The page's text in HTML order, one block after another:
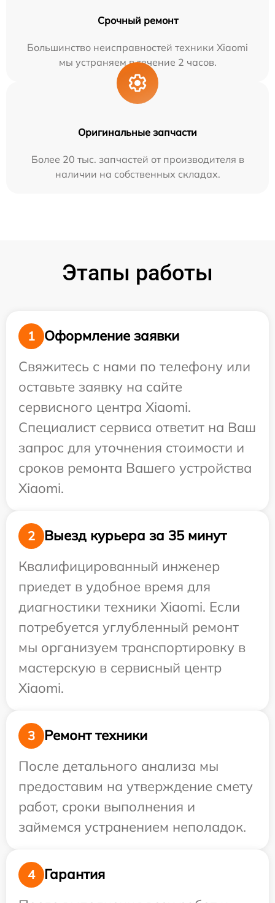
Срочный ремонт
Большинство неисправностей техники Xiaomi
мы устраняем в течение 2 часов.
Оригинальные запчасти
Более 20 тыс. запчастей от производителя в
наличии на собственных складах.
Этапы работы
1
Оформление заявки
Свяжитесь с нами по телефону или
оставьте заявку на сайте
сервисного центра Xiaomi.
Специалист сервиса ответит на Ваш
запрос для уточнения стоимости и
сроков ремонта Вашего устройства
Xiaomi.
2
Выезд курьера за 35 минут
Квалифицированный инженер
приедет в удобное время для
диагностики техники Xiaomi. Если
потребуется углубленный ремонт
мы организуем транспортировку в
мастерскую в сервисный центр
Xiaomi.
3
Ремонт техники
После детального анализа мы
предоставим на утверждение смету
работ, сроки выполнения и
займемся устранением неполадок.
4
Гарантия